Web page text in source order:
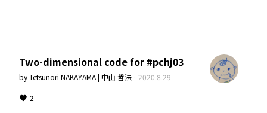
Two-dimensional code for #pchj03
byTetsunori NAKAYAMA | 中山 哲法 · 2020.8.29
2